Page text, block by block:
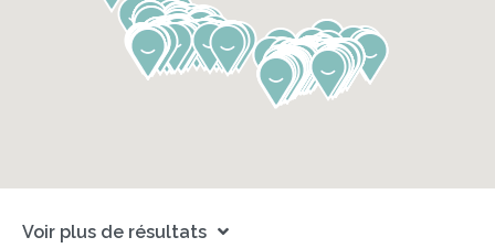
Voir plus de résultats